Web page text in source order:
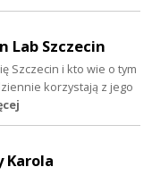
Lab Szczecin
Szczecin i kto wie o tym
korzystają z jego
Karola